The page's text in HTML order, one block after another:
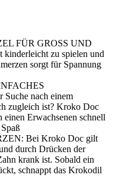
FÜR GROSS UND
zu spielen und
sorgt für Spannung
nach einem
zugleich ist? Kroko Doc
Erwachsenen schnell
Bei Kroko Doc gilt
durch Drücken der
krank ist. Sobald ein
schnappt das Krokodil